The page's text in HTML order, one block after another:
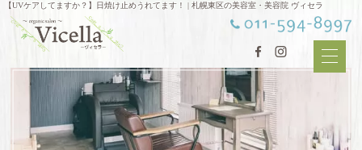
【UVケアしてますか？】日焼け止めうれてます！ | 札幌東区の美容室・美容院 ヴィセラ